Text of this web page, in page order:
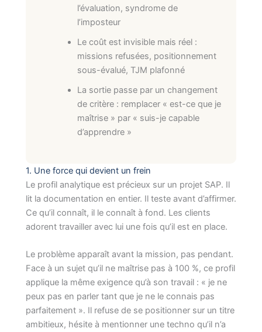
l’évaluation, syndrome de
l’imposteur
Le coût est invisible mais réel :
missions refusées, positionnement
sous-évalué, TJM plafonné
La sortie passe par un changement
de critère : remplacer « est-ce que je
maîtrise » par « suis-je capable
d’apprendre »
1. Une force qui devient un frein
Le profil analytique est précieux sur un projet SAP. Il
lit la documentation en entier. Il teste avant d’affirmer.
Ce qu’il connaît, il le connaît à fond. Les clients
adorent travailler avec lui une fois qu’il est en place.
Le problème apparaît avant la mission, pas pendant.
Face à un sujet qu’il ne maîtrise pas à 100 %, ce profil
applique la même exigence qu’à son travail : « je ne
peux pas en parler tant que je ne le connais pas
parfaitement ». Il refuse de se positionner sur un titre
ambitieux, hésite à mentionner une techno qu’il n’a